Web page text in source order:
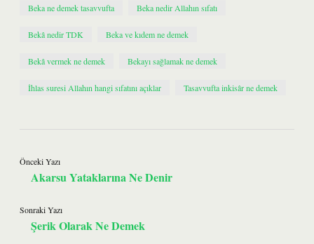
Beka ne demek tasavvufta Beka nedir Allahın sıfatı
Bekâ nedir TDK Beka ve kıdem ne demek
Bekâ vermek ne demek Bekayı sağlamak ne demek
İhlas suresi Allahın hangi sıfatını açıklar Tasavvufta inkisâr ne demek
Önceki Yazı
Akarsu Yataklarına Ne Denir
Sonraki Yazı
Şerik Olarak Ne Demek